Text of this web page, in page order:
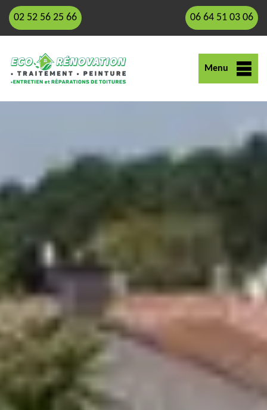
02 52 56 25 66 06 64 51 03 06
Menu